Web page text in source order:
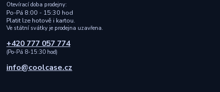
Otevírací doba prodejny:
Po-Pá 8:00 - 15:30 hod
Platit lze hotově i kartou.
Ve státní svátky je prodejna uzavřena.
+420 777 057 774
(Po-Pá 8-15:30 hod)
info@coolcase.cz